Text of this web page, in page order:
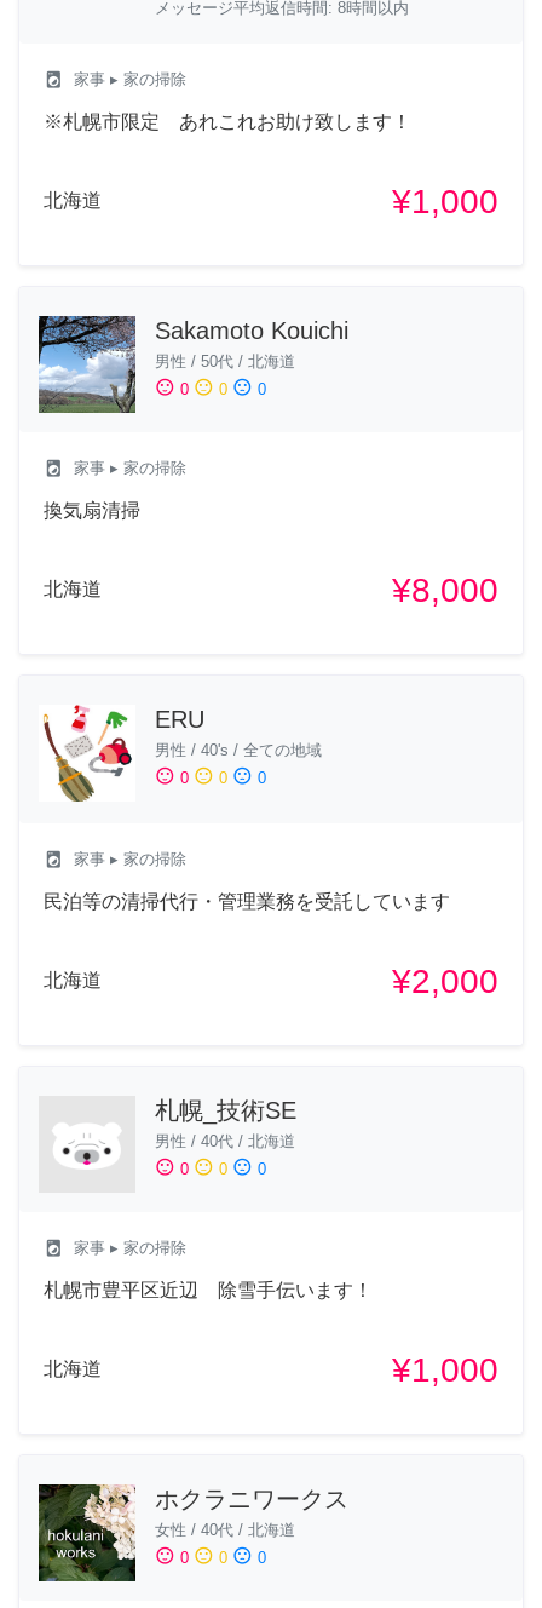
メッセージ平均返信時間: 8時間以内
local_laundry_service 家事 ▸ 家の掃除
※札幌市限定 あれこれお助け致します！
北海道 ¥1,000
Sakamoto Kouichi
男性 / 50代 / 北海道
sentiment_satisfied 0 sentiment_neutral 0 sentiment_dissatisfied 0
local_laundry_service 家事 ▸ 家の掃除
換気扇清掃
北海道 ¥8,000
ERU
男性 / 40's / 全ての地域
sentiment_satisfied 0 sentiment_neutral 0 sentiment_dissatisfied 0
local_laundry_service 家事 ▸ 家の掃除
民泊等の清掃代行・管理業務を受託しています
北海道 ¥2,000
札幌_技術SE
男性 / 40代 / 北海道
sentiment_satisfied 0 sentiment_neutral 0 sentiment_dissatisfied 0
local_laundry_service 家事 ▸ 家の掃除
札幌市豊平区近辺 除雪手伝います！
北海道 ¥1,000
ホクラニワークス
女性 / 40代 / 北海道
sentiment_satisfied 0 sentiment_neutral 0 sentiment_dissatisfied 0